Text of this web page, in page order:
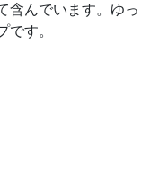
含んでいます。ゆっ
です。